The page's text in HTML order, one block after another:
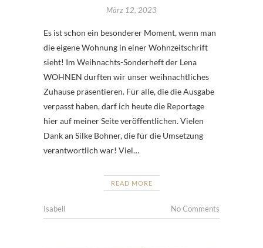
März 12, 2023
Es ist schon ein besonderer Moment, wenn man
die eigene Wohnung in einer Wohnzeitschrift
sieht! Im Weihnachts-Sonderheft der Lena
WOHNEN durften wir unser weihnachtliches
Zuhause präsentieren. Für alle, die die Ausgabe
verpasst haben, darf ich heute die Reportage
hier auf meiner Seite veröffentlichen. Vielen
Dank an Silke Bohner, die für die Umsetzung
verantwortlich war! Viel…
READ MORE
Isabell No Comments